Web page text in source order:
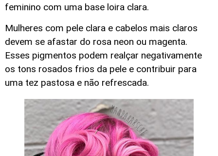
feminino com uma base loira clara.
Mulheres com pele clara e cabelos mais claros
devem se afastar do rosa neon ou magenta.
Esses pigmentos podem realçar negativamente
os tons rosados frios da pele e contribuir para
uma tez pastosa e não refrescada.